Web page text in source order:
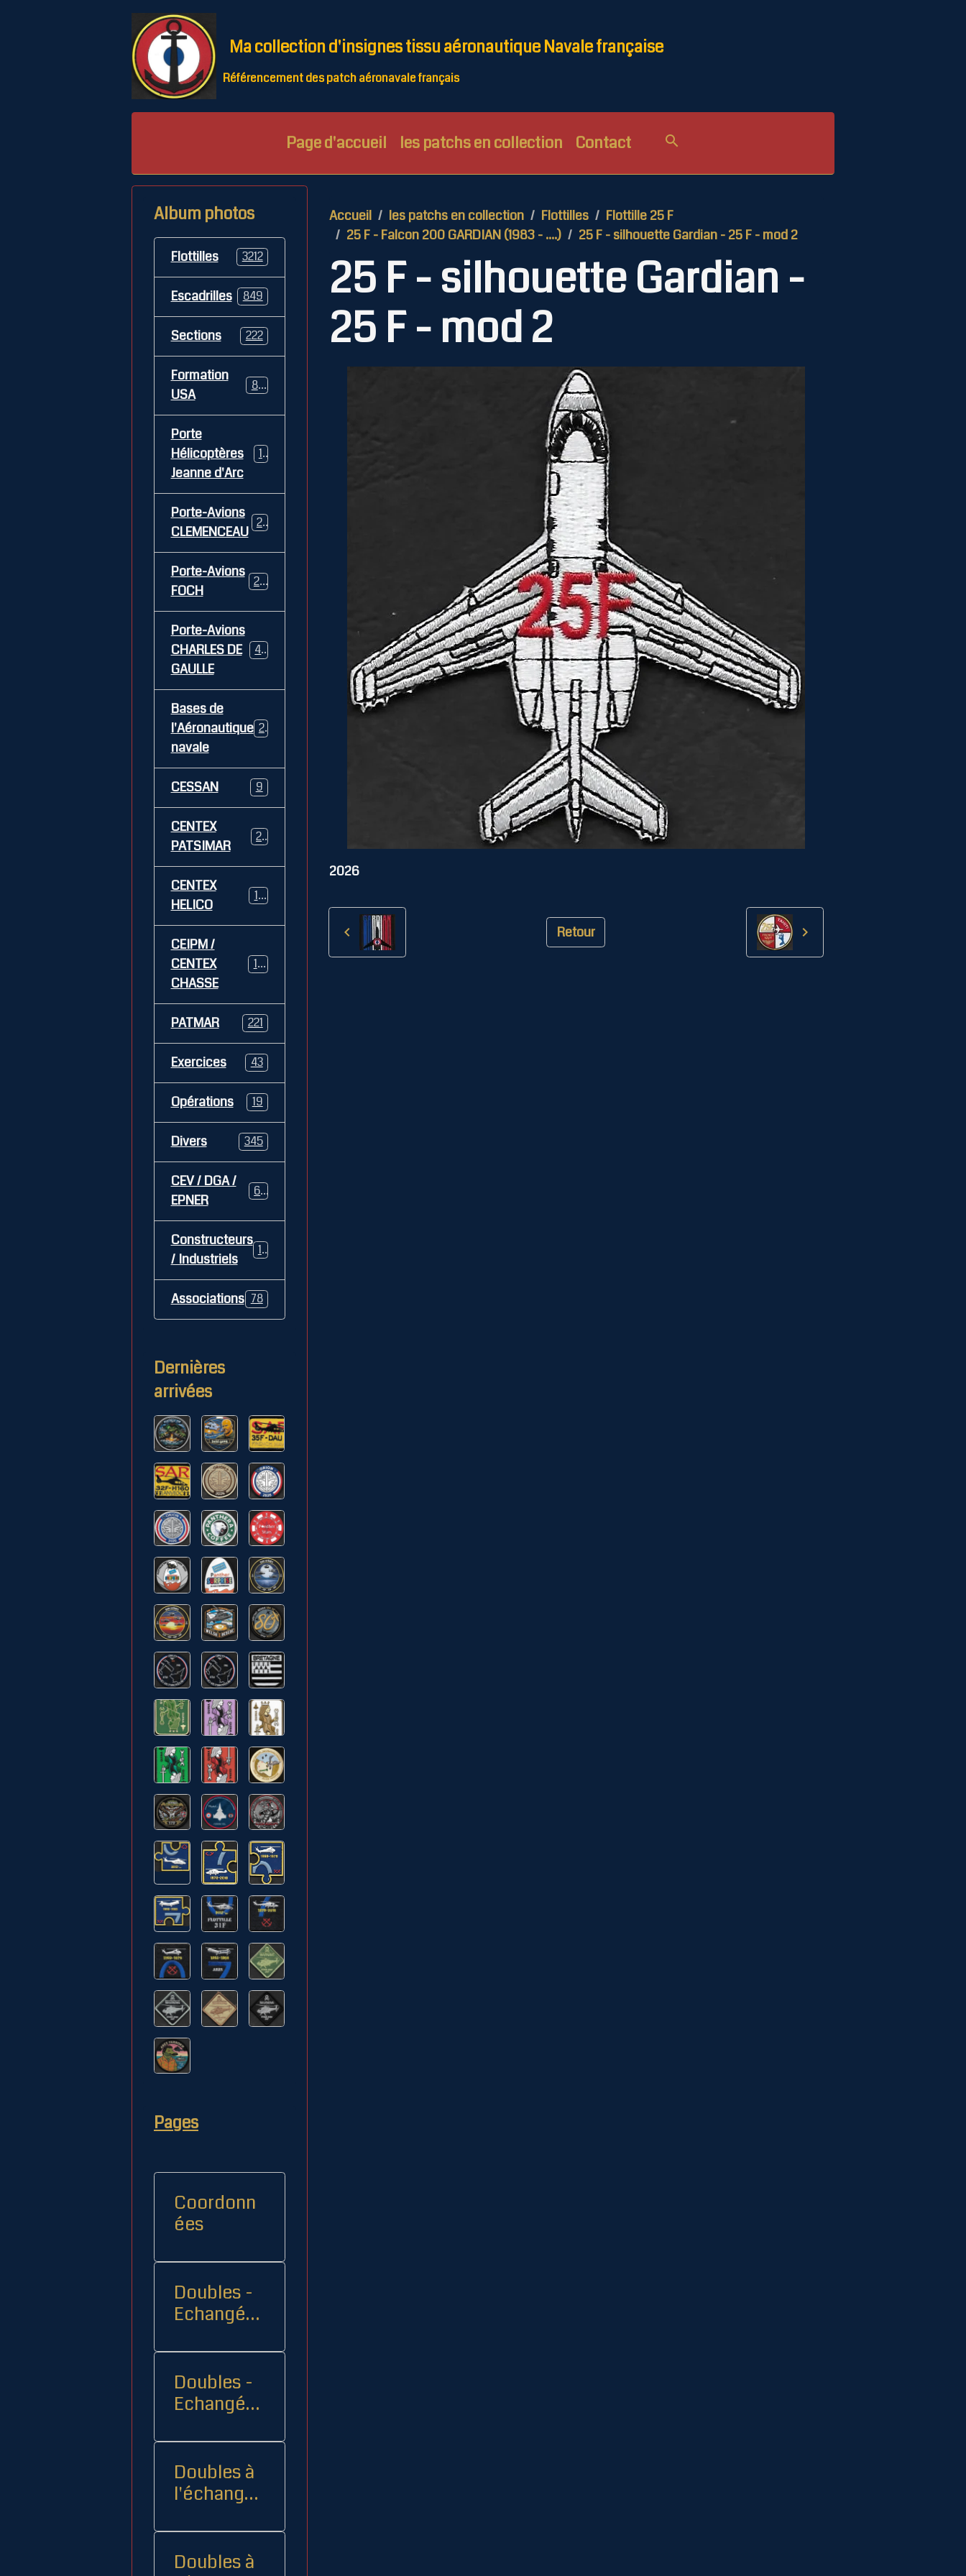
Ma collection d'insignes tissu aéronautique Navale française
Référencement des patch aéronavale français
Page d'accueil les patchs en collection Contact
Accueil les patchs en collection Flottilles
Flottille 25 F
25 F - Falcon 200 GARDIAN (1983 - ....)
25 F - silhouette Gardian - 25 F - mod 2
25 F - silhouette Gardian -
25 F - mod 2
2026
Retour
Album photos
Flottilles 3212
Escadrilles 849
Sections 222
Formation
USA
84
Porte
Hélicoptères
Jeanne d'Arc
12
Porte-Avions
CLEMENCEAU
26
Porte-Avions
FOCH
29
Porte-Avions
CHARLES DE
GAULLE
469
Bases de
l'Aéronautique
navale
269
CESSAN 9
CENTEX
PATSIMAR
21
CENTEX
HELICO
14
CEIPM /
CENTEX
CHASSE
108
PATMAR 221
Exercices 43
Opérations 19
Divers 345
CEV / DGA /
EPNER
62
Constructeurs
/ Industriels
127
Associations 78
Dernières
arrivées
Pages
Coordonn
ées
Doubles -
Echangés 1
Doubles -
Echangés
Doubles à
l'échange
Doubles à